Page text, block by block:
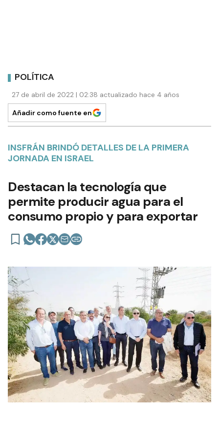
POLÍTICA
27 de abril de 2022 | 02:38 actualizado hace 4 años
Añadir como fuente en
INSFRÁN BRINDÓ DETALLES DE LA PRIMERA
JORNADA EN ISRAEL
Destacan la tecnología que
permite producir agua para el
consumo propio y para exportar